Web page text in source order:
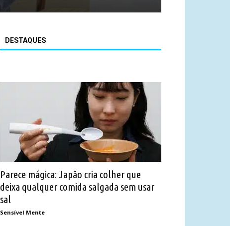
DESTAQUES
Parece mágica: Japão cria colher que
deixa qualquer comida salgada sem usar
sal
Sensível Mente